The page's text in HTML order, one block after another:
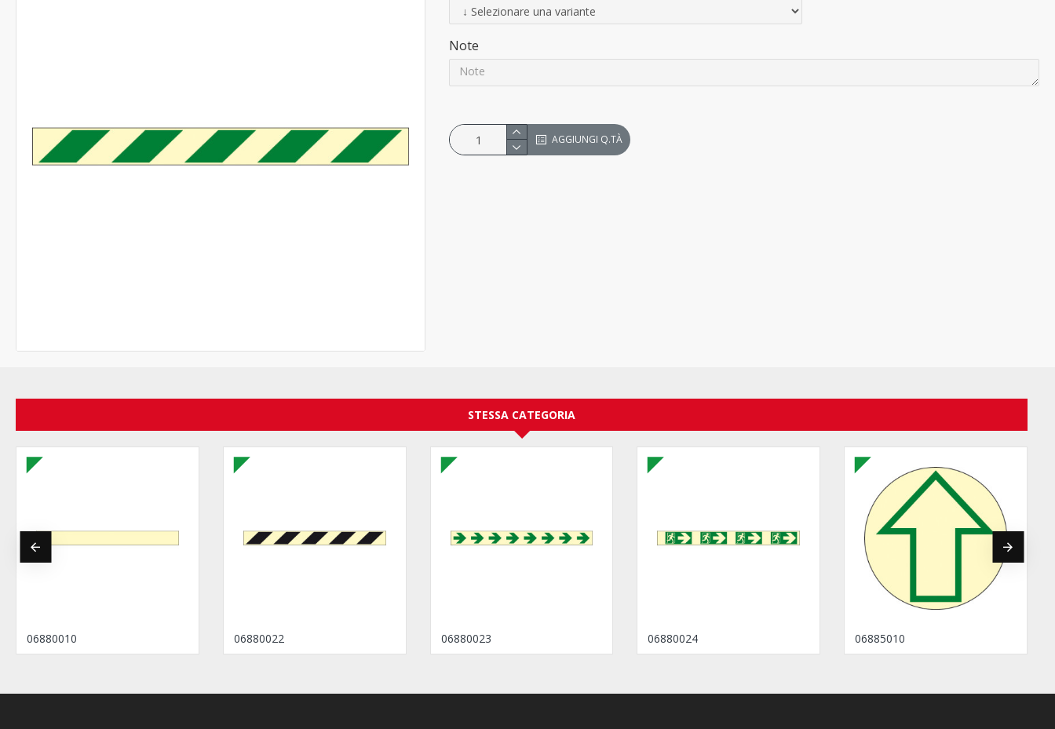
Note
AGGIUNGI Q.TÀ
STESSA CATEGORIA
06880010 06880022 06880023 06880024 06885010